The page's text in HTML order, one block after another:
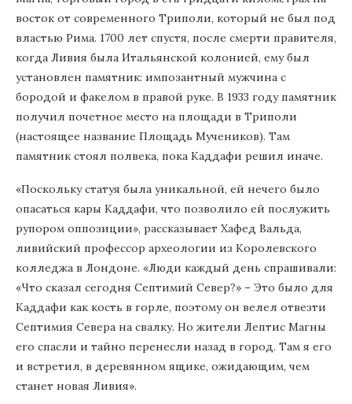
восток от современного Триполи, который не был под
властью Рима. 1700 лет спустя, после смерти правителя,
когда Ливия была Итальянской колонией, ему был
установлен памятник: импозантный мужчина с
бородой и факелом в правой руке. В 1933 году памятник
получил почетное место на площади в Триполи
(настоящее название Площадь Мучеников). Там
памятник стоял полвека, пока Каддафи решил иначе.
«Поскольку статуя была уникальной, ей нечего было
опасаться кары Каддафи, что позволило ей послужить
рупором оппозиции», рассказывает Хафед Вальда,
ливийский профессор археологии из Королевского
колледжа в Лондоне. «Люди каждый день спрашивали:
«Что сказал сегодня Септимий Север?» – Это было для
Каддафи как кость в горле, поэтому он велел отвезти
Септимия Севера на свалку. Но жители Лептис Магны
его спасли и тайно перенесли назад в город. Там я его
и встретил, в деревянном ящике, ожидающим, чем
станет новая Ливия».